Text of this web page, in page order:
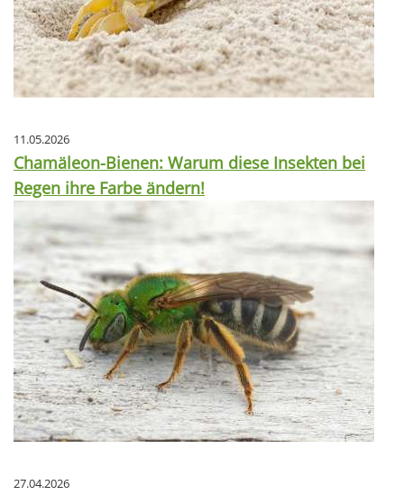
11.05.2026
Chamäleon-Bienen: Warum diese Insekten bei
Regen ihre Farbe ändern!
27.04.2026